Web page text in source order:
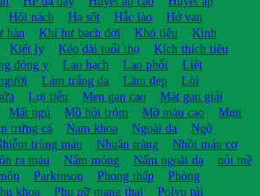
Hôi nách Hạ sốt Hắc lào
Hở van
hàn Khí hư bạch đới Khó tiêu
Kinh
Kiết lỵ Kéo dài tuổi thọ
Kích thích tiêu
đông y Lao hạch Lao phổi
Liệt
Làm trắng da Làm đẹp
Lòi
Lợi tiểu Men gan cao
Mát gan giải
Mất ngủ Mồ hôi trộm Mỡ máu cao
Mụn
trứng cá Nam khoa Ngoài da
Ngộ
trùng máu Nhuận tràng
Nhồi máu cơ
ra máu Nấm móng Nấm ngoài da
nổi mề
Parkinson Phong thấp
Phòng
khoa Phụ nữ mang thai
Polyp túi